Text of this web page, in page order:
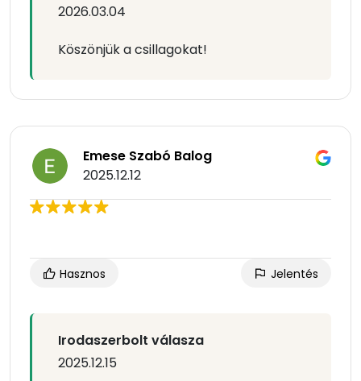
2026.03.04
Köszönjük a csillagokat!
Emese Szabó Balog
2025.12.12
Hasznos Jelentés
Irodaszerbolt válasza
2025.12.15